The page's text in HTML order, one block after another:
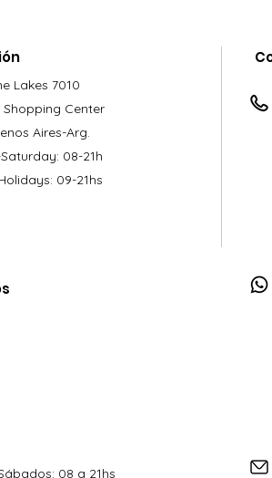
Lakes 7010
Center
Aires-Arg.
08-21h
09-21hs
08 a 21hs